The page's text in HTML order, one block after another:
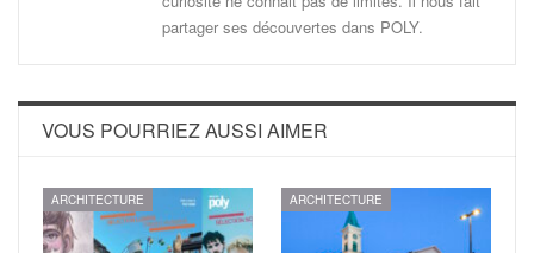
partager ses découvertes dans POLY.
VOUS POURRIEZ AUSSI AIMER
ARCHITECTURE ARCHITECTURE